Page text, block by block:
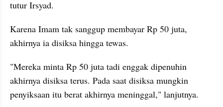
tutur Irsyad.
Karena Imam tak sanggup membayar Rp 50 juta,
akhirnya ia disiksa hingga tewas.
"Mereka minta Rp 50 juta tadi enggak dipenuhin
akhirnya disiksa terus. Pada saat disiksa mungkin
penyiksaan itu berat akhirnya meninggal," lanjutnya.